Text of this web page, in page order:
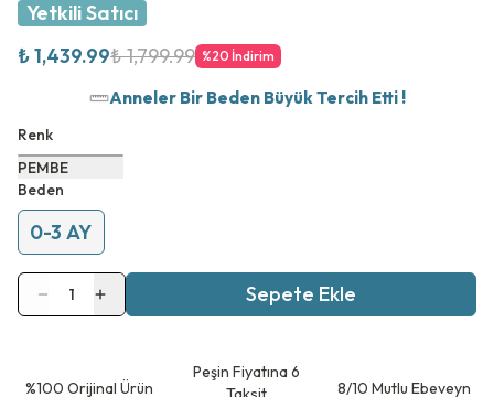
Yetkili Satıcı
₺ 1,439.99₺ 1,799.99 %20 İndirim
Anneler Bir Beden Büyük Tercih Etti !
Renk
PEMBE
Beden
0-3 AY
1 Sepete Ekle
⁠%100 Orijinal Ürün
Peşin Fiyatına 6
8/10 Mutlu Ebeveyn